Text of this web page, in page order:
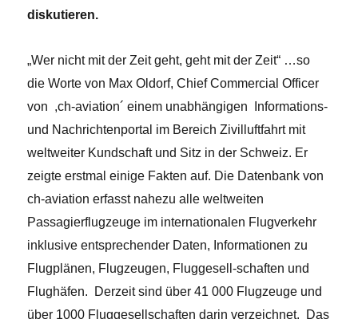
diskutieren.
„Wer nicht mit der Zeit geht, geht mit der Zeit“ …so
die Worte von Max Oldorf, Chief Commercial Officer
von ,ch-aviation´ einem unabhängigen Informations-
und Nachrichtenportal im Bereich Zivilluftfahrt mit
weltweiter Kundschaft und Sitz in der Schweiz. Er
zeigte erstmal einige Fakten auf. Die Datenbank von
ch-aviation erfasst nahezu alle weltweiten
Passagierflugzeuge im internationalen Flugverkehr
inklusive entsprechender Daten, Informationen zu
Flugplänen, Flugzeugen, Fluggesell-schaften und
Flughäfen. Derzeit sind über 41 000 Flugzeuge und
über 1000 Fluggesellschaften darin verzeichnet. Das